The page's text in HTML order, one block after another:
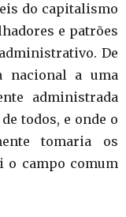
do capitalismo
e patrões
De
nacional a uma
administrada
todos, e onde o
tomaria os
o campo comum